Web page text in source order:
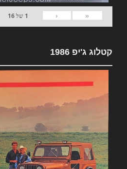
«
‹
1 של16
קטלוג ג'יפ 1986